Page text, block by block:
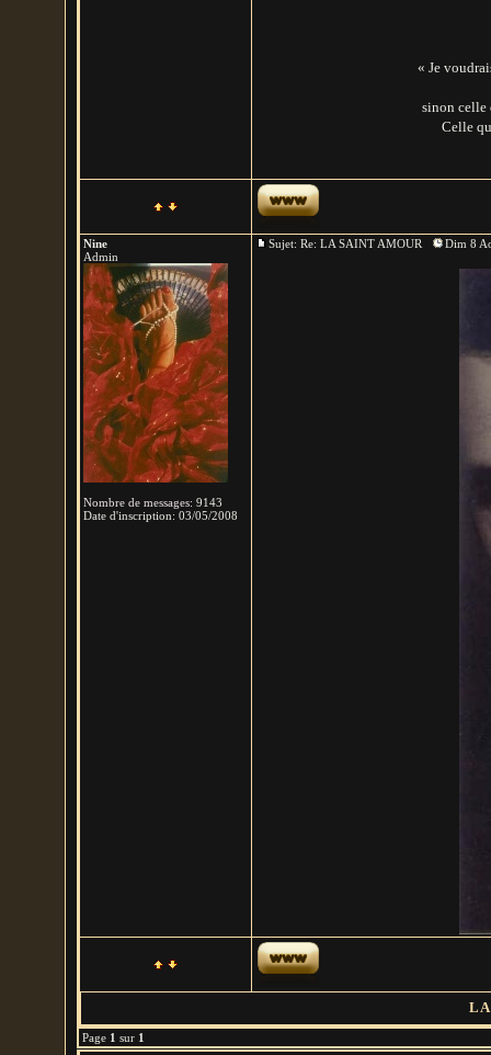
« Je
sinon celle
Celle
Nine
Admin
Nombre de messages: 9143
Date d'inscription: 03/05/2008
Sujet: Re: LA SAINT AMOUR Dim 8
Page 1 sur 1